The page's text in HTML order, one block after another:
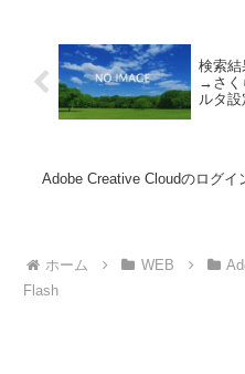
検索結
→さく
ルタ
Adobe Creative Cloudのログイ
ホーム WEB
Flash